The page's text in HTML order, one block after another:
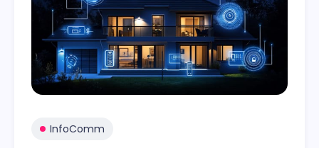
InfoComm